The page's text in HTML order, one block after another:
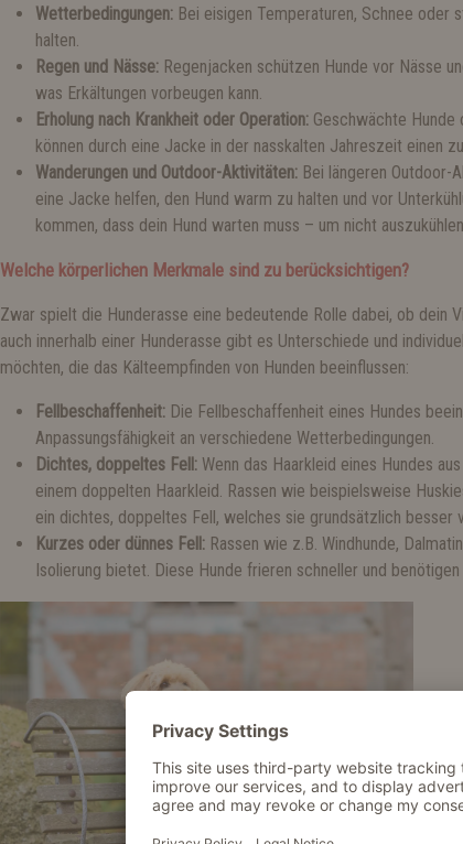
Wetterbedingungen: Bei eisigen Temperaturen, Schnee oder
halten.
Regen und Nässe: Regenjacken schützen Hunde vor Nässe
was Erkältungen vorbeugen kann.
Erholung nach Krankheit oder Operation: Geschwächte Hunde
können durch eine Jacke in der nasskalten Jahreszeit einen
Wanderungen und Outdoor-Aktivitäten: Bei längeren Outdoor-
eine Jacke helfen, den Hund warm zu halten und vor
kommen, dass dein Hund warten muss – um nicht
Welche körperlichen Merkmale sind zu berücksichtigen?
Zwar spielt die Hunderasse eine bedeutende Rolle dabei, ob
auch innerhalb einer Hunderasse gibt es Unterschiede und
möchten, die das Kälteempfinden von Hunden beeinflussen:
Fellbeschaffenheit: Die Fellbeschaffenheit eines Hundes
Anpassungsfähigkeit an verschiedene Wetterbedingungen.
Dichtes, doppeltes Fell: Wenn das Haarkleid eines Hundes
einem doppelten Haarkleid. Rassen wie beispielsweise
ein dichtes, doppeltes Fell, welches sie grundsätzlich besser
Kurzes oder dünnes Fell: Rassen wie z.B. Windhunde,
Isolierung bietet. Diese Hunde frieren schneller und